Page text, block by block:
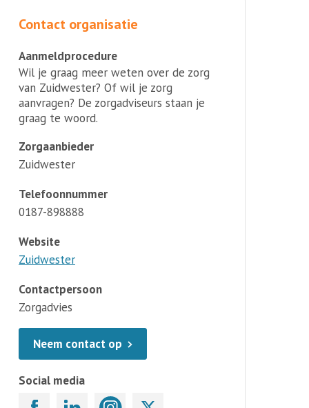
Contact organisatie
Aanmeldprocedure
Wil je graag meer weten over de zorg
van Zuidwester? Of wil je zorg
aanvragen? De zorgadviseurs staan je
graag te woord.
Zorgaanbieder
Zuidwester
Telefoonnummer
0187-898888
Website
Zuidwester
Contactpersoon
Zorgadvies
Neem contact op
Social media